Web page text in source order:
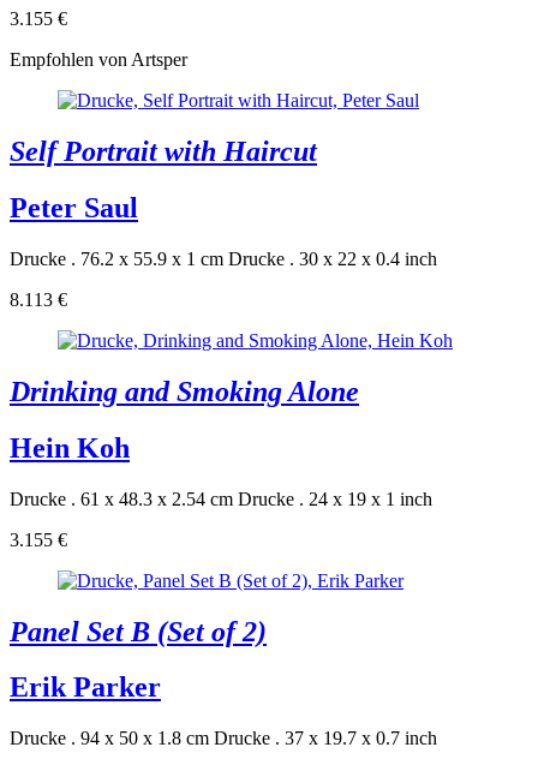
3.155 €
Empfohlen von Artsper
Self Portrait with Haircut
Peter Saul
Drucke . 76.2 x 55.9 x 1 cm Drucke . 30 x 22 x 0.4 inch
8.113 €
Drinking and Smoking Alone
Hein Koh
Drucke . 61 x 48.3 x 2.54 cm Drucke . 24 x 19 x 1 inch
3.155 €
Panel Set B (Set of 2)
Erik Parker
Drucke . 94 x 50 x 1.8 cm Drucke . 37 x 19.7 x 0.7 inch